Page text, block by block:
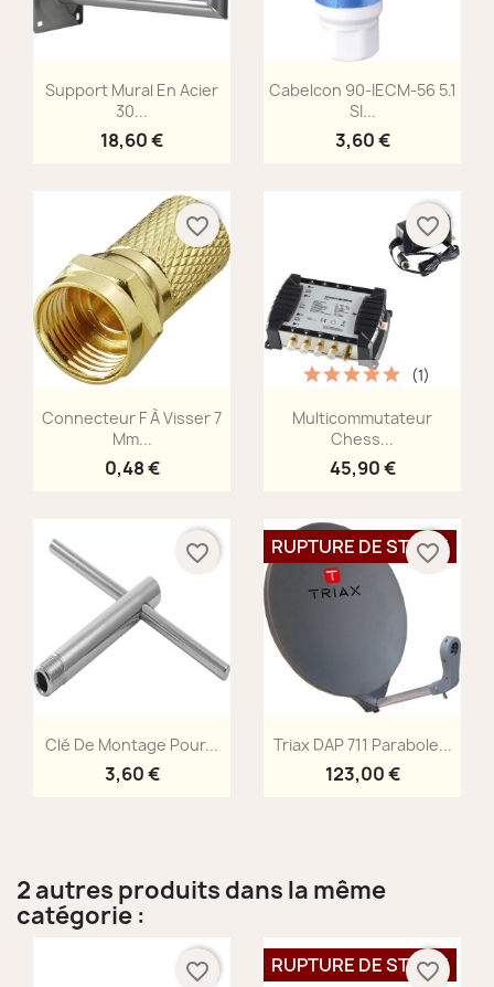
Aperçu rapide
Support Mural En Acier
30...
18,60 €
Aperçu rapide
Cabelcon 90-IECM-56 5.1
SI...
3,60 €
Aperçu rapide
Connecteur F À Visser 7
Mm...
0,48 €
favorite_border
Aperçu rapide
Multicommutateur
Chess...
45,90 €
(1)
favorite_border
Aperçu rapide
Clé De Montage Pour...
3,60 €
favorite_border
 Aperçu rapide
Triax DAP 711 Parabole...
123,00 €
RUPTURE DE STOCK
favorite_border
2 autres produits dans la même
catégorie :
favorite_border RUPTURE DE STOCK
favorite_border